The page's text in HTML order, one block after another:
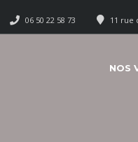
11 rue
06 50 22 58 73
NOS